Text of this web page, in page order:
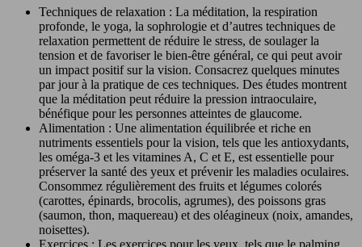
Techniques de relaxation : La méditation, la respiration
profonde, le yoga, la sophrologie et d’autres techniques de
relaxation permettent de réduire le stress, de soulager la
tension et de favoriser le bien-être général, ce qui peut avoir
un impact positif sur la vision. Consacrez quelques minutes
par jour à la pratique de ces techniques. Des études montrent
que la méditation peut réduire la pression intraoculaire,
bénéfique pour les personnes atteintes de glaucome.
Alimentation : Une alimentation équilibrée et riche en
nutriments essentiels pour la vision, tels que les antioxydants,
les oméga-3 et les vitamines A, C et E, est essentielle pour
préserver la santé des yeux et prévenir les maladies oculaires.
Consommez régulièrement des fruits et légumes colorés
(carottes, épinards, brocolis, agrumes), des poissons gras
(saumon, thon, maquereau) et des oléagineux (noix, amandes,
noisettes).
Exercices : Les exercices pour les yeux, tels que le palming